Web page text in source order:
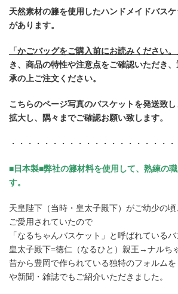
天然素材の籐を使用したハンドメイドバス
があります。
「かごバッグをご購入前にお読みください。
き、商品の特性や注意点をご確認いただき
承の上ご注文ください。
こちらのページ写真のバスケットを発送致
拡大し、隅々までご確認お願い致します。
・・・・・・・・・・・・・・・・・・・・
■日本製■弊社の籐材料を使用して、熟練の
す。
天皇陛下（当時・皇太子殿下）がご幼少の
ご愛用されていたので
「なるちゃんバスケット」と呼ばれているバ
皇太子殿下=徳仁（なるひと）親王→ナルち
昔から豊岡で作られている独特のフォルムを
や新聞・雑誌でもご紹介いただきました。